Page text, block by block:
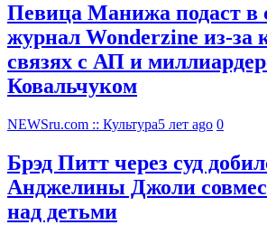
Певица Манижа подаст в
журнал Wonderzine из-за
связях с АП и
Ковальчуком
NEWSru.com :: Культура5 лет ago 0
Брэд Питт через суд
Анджелины Джоли
над детьми